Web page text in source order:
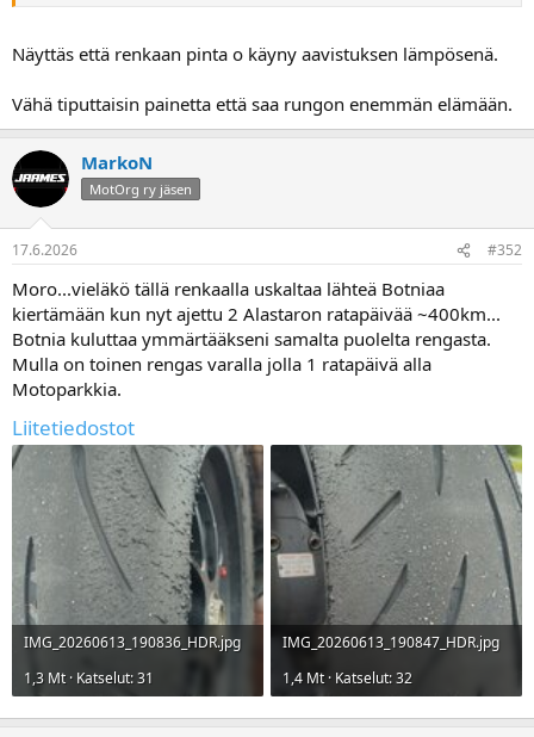
Näyttäs että renkaan pinta o käyny aavistuksen lämpösenä.
Vähä tiputtaisin painetta että saa rungon enemmän elämään.
MarkoN
MotOrg ry jäsen
17.6.2026 #352
Moro...vieläkö tällä renkaalla uskaltaa lähteä Botniaa
kiertämään kun nyt ajettu 2 Alastaron ratapäivää ~400km...
Botnia kuluttaa ymmärtääkseni samalta puolelta rengasta.
Mulla on toinen rengas varalla jolla 1 ratapäivä alla
Motoparkkia.
Liitetiedostot
IMG_20260613_190836_HDR.jpg
1,3 Mt · Katselut: 31
IMG_20260613_190847_HDR.jpg
1,4 Mt · Katselut: 32